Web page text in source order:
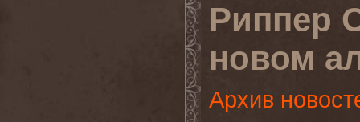
Риппер
новом
Архив